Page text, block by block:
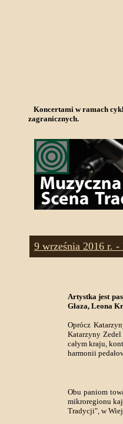
Koncertami w ramach
zagranicznych.
9 września 2016 r.
Artystka jest
Głaza, Leona
Oprócz
Katarzyny Zedel
całym kraju,
harmonii
Obu paniom
mikroregionu
Tradycji", w